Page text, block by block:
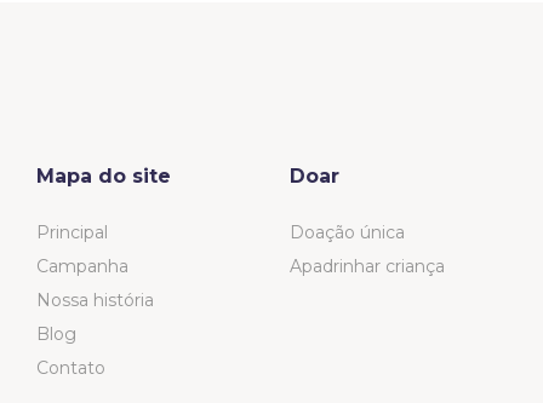
Mapa do site
Principal
Campanha
Nossa história
Blog
Contato
Doar
Doação única
Apadrinhar criança